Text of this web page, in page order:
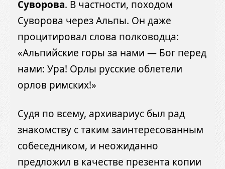
Суворова. В частности, походом
Суворова через Альпы. Он даже
процитировал слова полководца:
«Альпийские горы за нами — Бог перед
нами: Ура! Орлы русские облетели
орлов римских!»
Судя по всему, архивариус был рад
знакомству с таким заинтересованным
собеседником, и неожиданно
предложил в качестве презента копии